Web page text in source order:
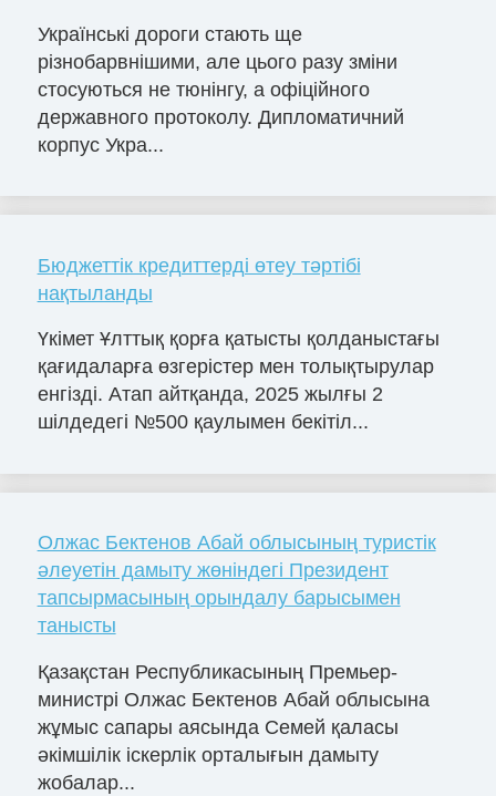
Українські дороги стають ще
різнобарвнішими, але цього разу зміни
стосуються не тюнінгу, а офіційного
державного протоколу. Дипломатичний
корпус Укра...
Бюджеттік кредиттерді өтеу тәртібі
нақтыланды
Үкімет Ұлттық қорға қатысты қолданыстағы
қағидаларға өзгерістер мен толықтырулар
енгізді. Атап айтқанда, 2025 жылғы 2
шілдедегі №500 қаулымен бекітіл...
Олжас Бектенов Абай облысының туристік
әлеуетін дамыту жөніндегі Президент
тапсырмасының орындалу барысымен
танысты
Қазақстан Республикасының Премьер-
министрі Олжас Бектенов Абай облысына
жұмыс сапары аясында Семей қаласы
әкімшілік іскерлік орталығын дамыту
жобалар...